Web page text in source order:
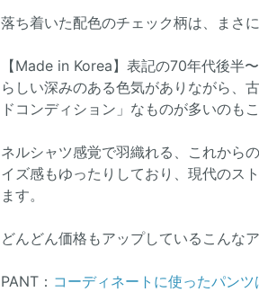
落ち着いた配色のチェック柄は、まさ
【Made in Korea】表記の70年代後半
らしい深みのある色気がありながら、
ドコンディション」なものが多いのも
ネルシャツ感覚で羽織れる、これから
イズ感もゆったりしており、現代のス
ます。
どんどん価格もアップしているこんな
PANT： コーディネートに使ったパン